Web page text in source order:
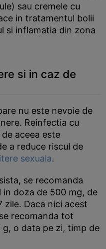
sau cremele cu
in tratamentul bolii
si inflamatia din zona
si in caz de
nu este nevoie de
Reinfectia cu
aceea este
a reduce riscul de
sexuala.
se recomanda
doza de 500 mg, de
zile. Daca nici acest
recomanda tot
o data pe zi, timp de